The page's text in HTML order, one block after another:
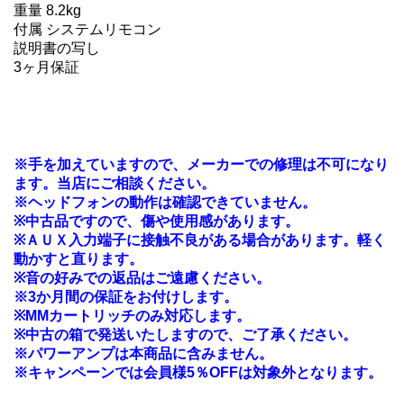
重量 8.2kg
付属 システムリモコン
説明書の写し
3ヶ月保証
※手を加えていますので、メーカーでの修理は不可になり
ます。当店にご相談ください。
※ヘッドフォンの動作は確認できていません。
※中古品ですので、傷や使用感があります。
※ＡＵＸ入力端子に接触不良がある場合があります。軽く
動かすと直ります。
※音の好みでの返品はご遠慮ください。
※3か月間の保証をお付けします。
※MMカートリッチのみ対応します。
※中古の箱で発送いたしますので、ご了承ください。
※パワーアンプは本商品に含みません。
※キャンペーンでは会員様5％OFFは対象外となります。